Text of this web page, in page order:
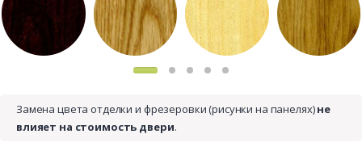
Замена цвета отделки и фрезеровки (рисунки на панелях)не
влияет на стоимость двери.